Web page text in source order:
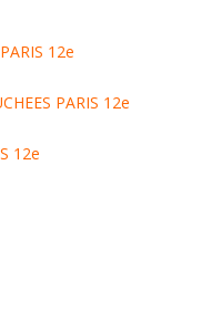
12e
PARIS 12e
12e